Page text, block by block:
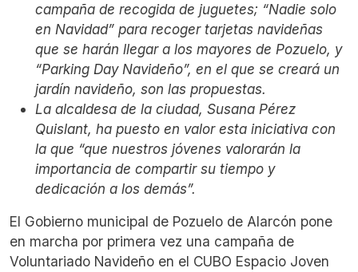
campaña de recogida de juguetes; “Nadie solo
en Navidad” para recoger tarjetas navideñas
que se harán llegar a los mayores de Pozuelo, y
“Parking Day Navideño”, en el que se creará un
jardín navideño, son las propuestas.
La alcaldesa de la ciudad, Susana Pérez
Quislant, ha puesto en valor esta iniciativa con
la que “que nuestros jóvenes valorarán la
importancia de compartir su tiempo y
dedicación a los demás”.
El Gobierno municipal de Pozuelo de Alarcón pone
en marcha por primera vez una campaña de
Voluntariado Navideño en el CUBO Espacio Joven